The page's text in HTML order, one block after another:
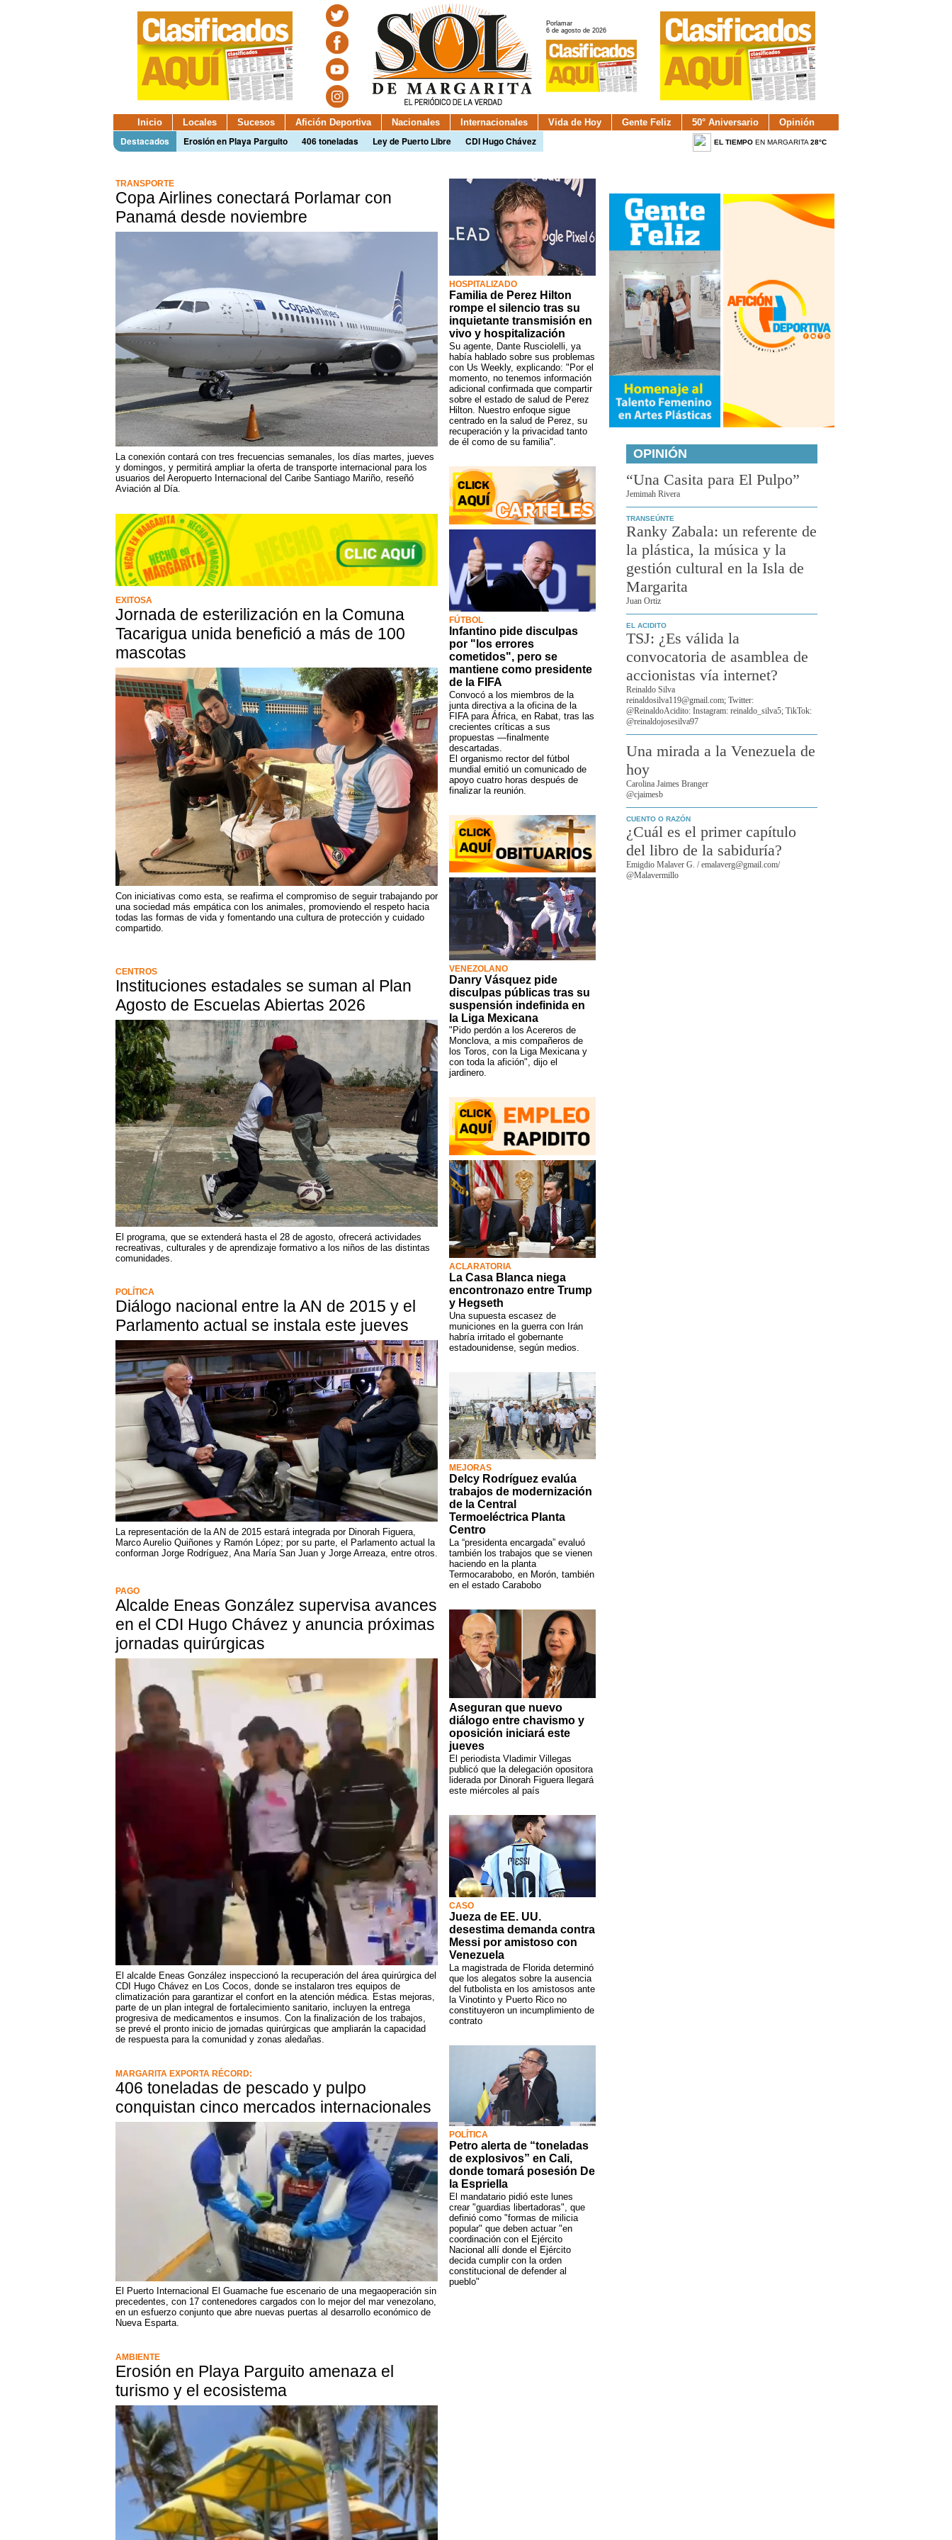
Porlamar
6 de agosto de 2026
Inicio Locales Sucesos Afición Deportiva Nacionales Internacionales Vida de Hoy Gente Feliz 50° Aniversario Opinión
Destacados Erosión en Playa Parguito 406 toneladas Ley de Puerto Libre CDI Hugo Chávez EL TIEMPOEN MARGARITA 28°C
OPINIÓN
“Una Casita para El Pulpo”
Jemimah Rivera
TRANSEÚNTE
Ranky Zabala: un referente de
la plástica, la música y la
gestión cultural en la Isla de
Margarita
Juan Ortiz
EL ACIDITO
TSJ: ¿Es válida la
convocatoria de asamblea de
accionistas vía internet?
Reinaldo Silva
reinaldosilva119@gmail.com; Twitter:
@ReinaldoAcidito: Instagram: reinaldo_silva5; TikTok:
@reinaldojosesilva97
Una mirada a la Venezuela de
hoy
Carolina Jaimes Branger
@cjaimesb
CUENTO O RAZÓN
¿Cuál es el primer capítulo
del libro de la sabiduría?
Emigdio Malaver G. / emalaverg@gmail.com/
@Malavermillo
TRANSPORTE
Copa Airlines conectará Porlamar con
Panamá desde noviembre
La conexión contará con tres frecuencias semanales, los días martes, jueves
y domingos, y permitirá ampliar la oferta de transporte internacional para los
usuarios del Aeropuerto Internacional del Caribe Santiago Mariño, reseñó
Aviación al Día.
EXITOSA
Jornada de esterilización en la Comuna
Tacarigua unida benefició a más de 100
mascotas
Con iniciativas como esta, se reafirma el compromiso de seguir trabajando por
una sociedad más empática con los animales, promoviendo el respeto hacia
todas las formas de vida y fomentando una cultura de protección y cuidado
compartido.
CENTROS
Instituciones estadales se suman al Plan
Agosto de Escuelas Abiertas 2026
El programa, que se extenderá hasta el 28 de agosto, ofrecerá actividades
recreativas, culturales y de aprendizaje formativo a los niños de las distintas
comunidades.
POLÍTICA
Diálogo nacional entre la AN de 2015 y el
Parlamento actual se instala este jueves
La representación de la AN de 2015 estará integrada por Dinorah Figuera,
Marco Aurelio Quiñones y Ramón López; por su parte, el Parlamento actual la
conforman Jorge Rodríguez, Ana María San Juan y Jorge Arreaza, entre otros.
PAGO
Alcalde Eneas González supervisa avances
en el CDI Hugo Chávez y anuncia próximas
jornadas quirúrgicas
El alcalde Eneas González inspeccionó la recuperación del área quirúrgica del
CDI Hugo Chávez en Los Cocos, donde se instalaron tres equipos de
climatización para garantizar el confort en la atención médica. Estas mejoras,
parte de un plan integral de fortalecimiento sanitario, incluyen la entrega
progresiva de medicamentos e insumos. Con la finalización de los trabajos,
se prevé el pronto inicio de jornadas quirúrgicas que ampliarán la capacidad
de respuesta para la comunidad y zonas aledañas.
MARGARITA EXPORTA RÉCORD:
406 toneladas de pescado y pulpo
conquistan cinco mercados internacionales
El Puerto Internacional El Guamache fue escenario de una megaoperación sin
precedentes, con 17 contenedores cargados con lo mejor del mar venezolano,
en un esfuerzo conjunto que abre nuevas puertas al desarrollo económico de
Nueva Esparta.
AMBIENTE
Erosión en Playa Parguito amenaza el
turismo y el ecosistema
HOSPITALIZADO
Familia de Perez Hilton
rompe el silencio tras su
inquietante transmisión en
vivo y hospitalización
Su agente, Dante Rusciolelli, ya
había hablado sobre sus problemas
con Us Weekly, explicando: "Por el
momento, no tenemos información
adicional confirmada que compartir
sobre el estado de salud de Perez
Hilton. Nuestro enfoque sigue
centrado en la salud de Perez, su
recuperación y la privacidad tanto
de él como de su familia".
FÚTBOL
Infantino pide disculpas
por "los errores
cometidos", pero se
mantiene como presidente
de la FIFA
Convocó a los miembros de la
junta directiva a la oficina de la
FIFA para África, en Rabat, tras las
crecientes críticas a sus
propuestas —finalmente
descartadas.
El organismo rector del fútbol
mundial emitió un comunicado de
apoyo cuatro horas después de
finalizar la reunión.
VENEZOLANO
Danry Vásquez pide
disculpas públicas tras su
suspensión indefinida en
la Liga Mexicana
"Pido perdón a los Acereros de
Monclova, a mis compañeros de
los Toros, con la Liga Mexicana y
con toda la afición", dijo el
jardinero.
ACLARATORIA
La Casa Blanca niega
encontronazo entre Trump
y Hegseth
Una supuesta escasez de
municiones en la guerra con Irán
habría irritado el gobernante
estadounidense, según medios.
MEJORAS
Delcy Rodríguez evalúa
trabajos de modernización
de la Central
Termoeléctrica Planta
Centro
La “presidenta encargada” evaluó
también los trabajos que se vienen
haciendo en la planta
Termocarabobo, en Morón, también
en el estado Carabobo
Aseguran que nuevo
diálogo entre chavismo y
oposición iniciará este
jueves
El periodista Vladimir Villegas
publicó que la delegación opositora
liderada por Dinorah Figuera llegará
este miércoles al país
CASO
Jueza de EE. UU.
desestima demanda contra
Messi por amistoso con
Venezuela
La magistrada de Florida determinó
que los alegatos sobre la ausencia
del futbolista en los amistosos ante
la Vinotinto y Puerto Rico no
constituyeron un incumplimiento de
contrato
POLÍTICA
Petro alerta de “toneladas
de explosivos” en Cali,
donde tomará posesión De
la Espriella
El mandatario pidió este lunes
crear "guardias libertadoras", que
definió como "formas de milicia
popular" que deben actuar "en
coordinación con el Ejército
Nacional allí donde el Ejército
decida cumplir con la orden
constitucional de defender al
pueblo"